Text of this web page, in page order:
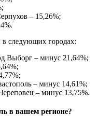
– 15,26%;
следующих городах:
Выборг – минус 21,64%;
– минус 14,61%;
– минус 13,75%.
в вашем регионе?